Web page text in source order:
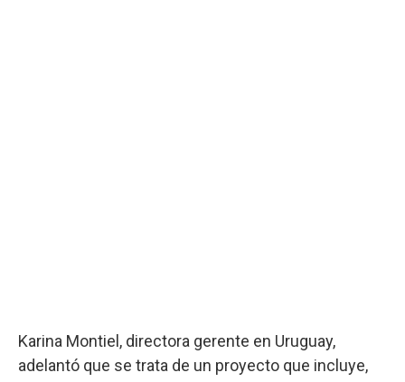
Karina Montiel, directora gerente en Uruguay,
adelantó que se trata de un proyecto que incluye,